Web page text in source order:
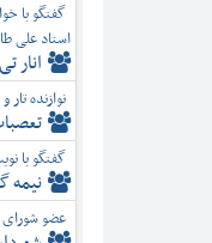
گفتگو با
استاد علی
انار
نوازنده
گفتگو با نویسنده
نیمه
عضو شورای